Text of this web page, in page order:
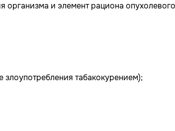
организма и элемент рациона опухолевого
злоупотребления табакокурением);